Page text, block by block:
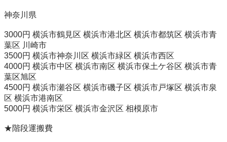
神奈川県
3000円 横浜市鶴見区 横浜市港北区 横浜市都筑区 横浜市青
葉区 川崎市
3500円 横浜市神奈川区 横浜市緑区 横浜市西区
4000円 横浜市中区 横浜市南区 横浜市保土ケ谷区 横浜市青
葉区旭区
4500円 横浜市瀬谷区 横浜市磯子区 横浜市戸塚区 横浜市泉
区 横浜市港南区
5000円 横浜市栄区 横浜市金沢区 相模原市
★階段運搬費